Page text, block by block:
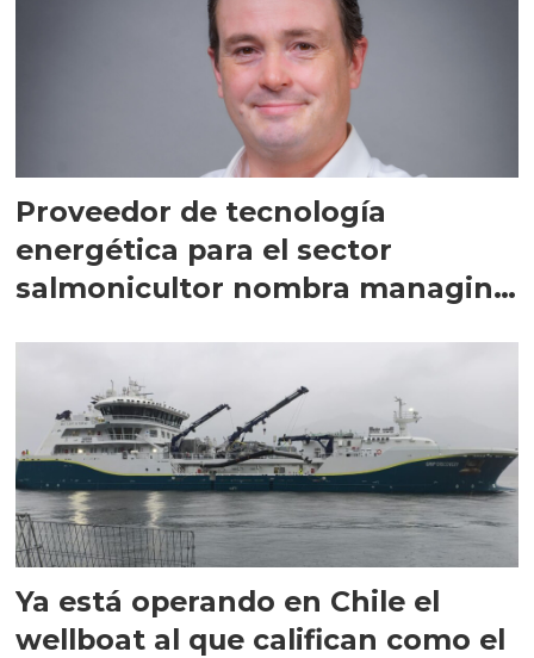
Proveedor de tecnología
energética para el sector
salmonicultor nombra managing
Ya está operando en Chile el
wellboat al que califican como el